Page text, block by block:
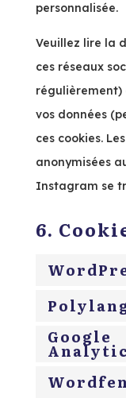
personnalisée.
Veuillez lire la
ces réseaux
régulièrement)
vos données
ces cookies.
anonymisées
Instagram se
6.
Google